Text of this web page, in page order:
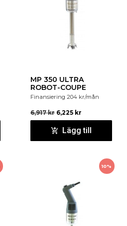
MP 350 ULTRA
ROBOT-COUPE
Finansiering 204 kr/mån
6,917kr 6,225 kr
Lägg till
10%